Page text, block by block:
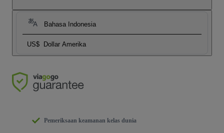
Bahasa Indonesia
US$ Dollar Amerika
Pemeriksaan keamanan kelas dunia